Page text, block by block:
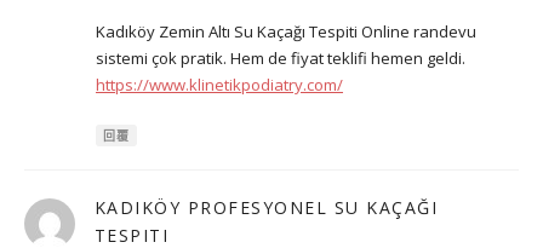
Kadıköy Zemin Altı Su Kaçağı Tespiti Online randevu
sistemi çok pratik. Hem de fiyat teklifi hemen geldi.
https://www.klinetikpodiatry.com/
回覆
KADIKÖY PROFESYONEL SU KAÇAĞI
TESPITI